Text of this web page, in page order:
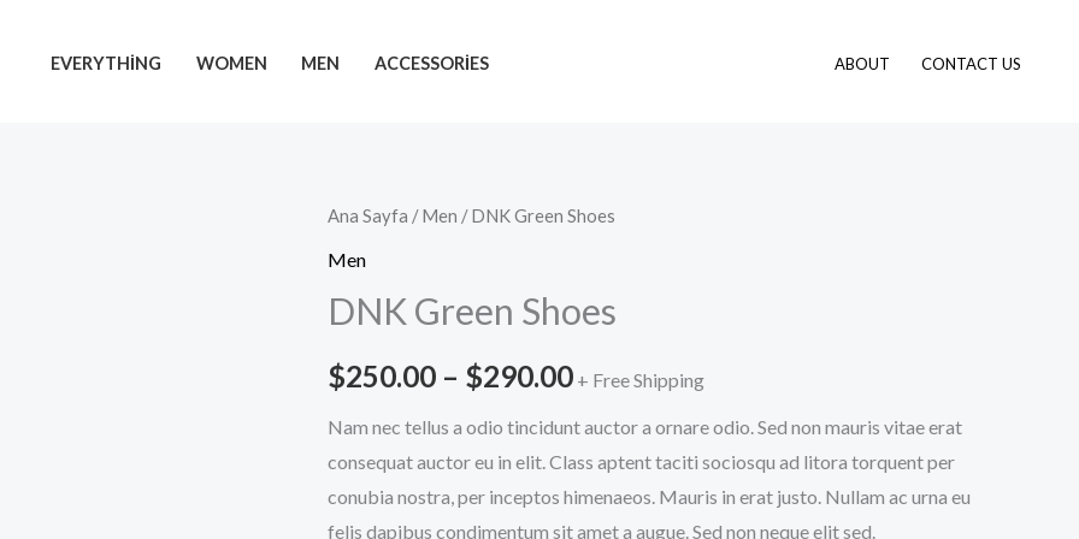
EVERYTHING WOMEN MEN ACCESSORIES ABOUT CONTACT US
Ana Sayfa /Men / DNK Green Shoes
Men
DNK Green Shoes
$250.00 – $290.00
Fiyat
$250.00
-
$290.00
+ Free Shipping
Nam nec tellus a odio tincidunt auctor a ornare odio. Sed non mauris vitae erat
consequat auctor eu in elit. Class aptent taciti sociosqu ad litora torquent per
conubia nostra, per inceptos himenaeos. Mauris in erat justo. Nullam ac urna eu
felis dapibus condimentum sit amet a augue. Sed non neque elit sed.
DNK
Green
adet